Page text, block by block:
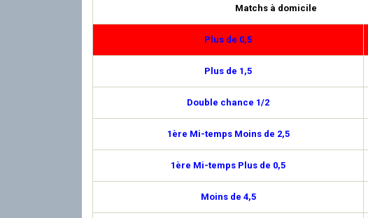
Matchs à domicile
Plus de 0,5
Plus de 1,5
Double chance 1/2
1ère Mi-temps Moins de 2,5
1ère Mi-temps Plus de 0,5
Moins de 4,5